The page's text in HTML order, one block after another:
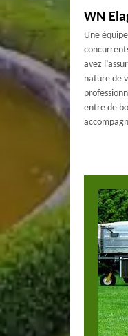
WN
Une
avez
nature de
entre de